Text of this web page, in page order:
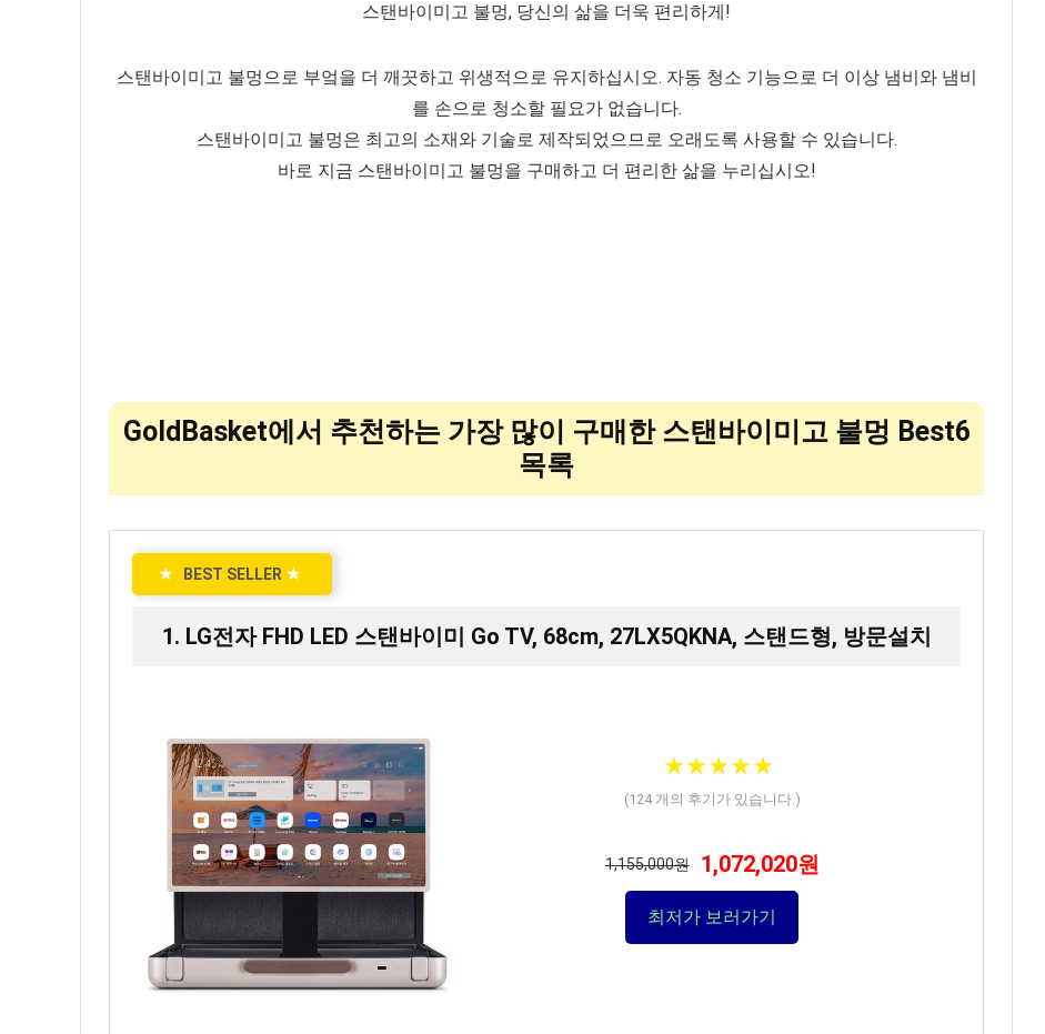
스탠바이미고 불멍, 당신의 삶을 더욱 편리하게!
스탠바이미고 불멍으로 부엌을 더 깨끗하고 위생적으로 유지하십시오. 자동 청소 기능으로 더 이상 냄비와 냄비
를 손으로 청소할 필요가 없습니다.
스탠바이미고 불멍은 최고의 소재와 기술로 제작되었으므로 오래도록 사용할 수 있습니다.
바로 지금 스탠바이미고 불멍을 구매하고 더 편리한 삶을 누리십시오!
GoldBasket에서 추천하는 가장 많이 구매한 스탠바이미고 불멍 Best6
목록
★ BEST SELLER ★
1. LG전자 FHD LED 스탠바이미 Go TV, 68cm, 27LX5QKNA, 스탠드형, 방문설치
★★★★★
★★★★★
(124개의 후기가 있습니다.)
1,155,000원 1,072,020원
최저가 보러가기